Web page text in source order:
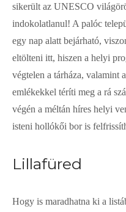
sikerült az UNESCO
indokolatlanul! A palóc
egy nap alatt bejárható,
eltölteni itt, hiszen a helyi
végtelen a tárháza, valamint
emlékekkel téríti meg a rá
végén a méltán híres helyi
isteni hollókői bor is
Lillafüred
Hogy is maradhatna ki a